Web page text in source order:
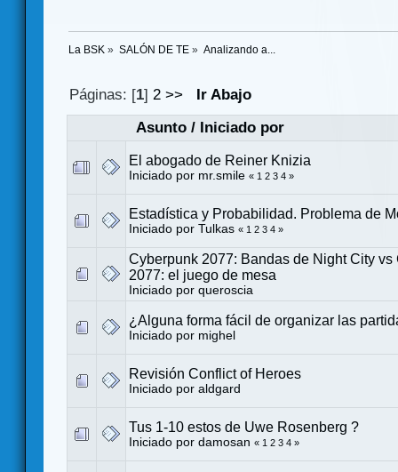
La BSK » SALÓN DE TE » Analizando a...
Páginas: [1]2 >>
Ir Abajo
Asunto/ Iniciado por
El abogado de Reiner Knizia
Iniciado por mr.smile « 1 2 3 4 »
Estadística y Probabilidad. Problema de
Iniciado por Tulkas « 1 2 3 4 »
Cyberpunk 2077: Bandas de Night City vs
2077: el juego de mesa
Iniciado por queroscia
¿Alguna forma fácil de organizar las
Iniciado por mighel
Revisión Conflict of Heroes
Iniciado por aldgard
Tus 1-10 estos de Uwe Rosenberg ?
Iniciado por damosan « 1 2 3 4 »